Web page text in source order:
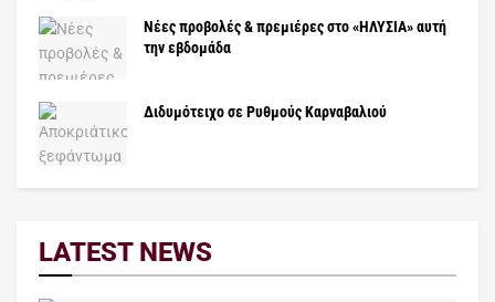
Νέες προβολές & πρεμιέρες στο «ΗΛΥΣΙΑ» αυτή
την εβδομάδα
Διδυμότειχο σε Ρυθμούς Καρναβαλιού
LATEST NEWS